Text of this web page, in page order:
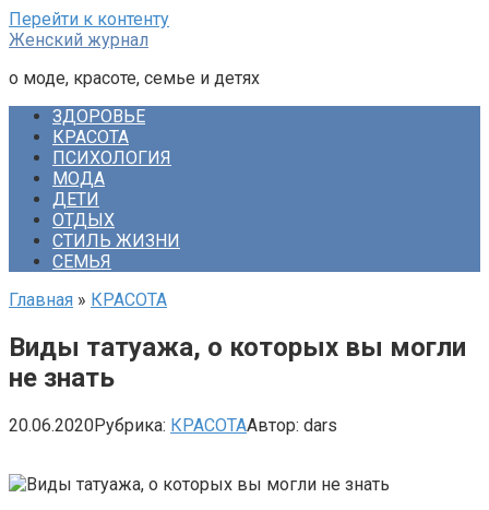
Перейти к контенту
Женский журнал
о моде, красоте, семье и детях
ЗДОРОВЬЕ
КРАСОТА
ПСИХОЛОГИЯ
МОДА
ДЕТИ
ОТДЫХ
СТИЛЬ ЖИЗНИ
СЕМЬЯ
Главная » КРАСОТА
Виды татуажа, о которых вы могли
не знать
20.06.2020Рубрика: КРАСОТААвтор: dars